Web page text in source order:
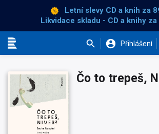
Letní slevy CD a knih za
Likvidace skladu - CD a knihy za
Přihlášení
Čo to trepeš,